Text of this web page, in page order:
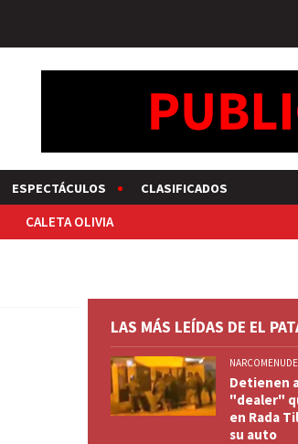
ESPECTÁCULOS CLASIFICADOS
CALETA OLIVIA
LAS MÁS LEÍDAS DE EL
Detienen
"dealer"
en Rada
su auto